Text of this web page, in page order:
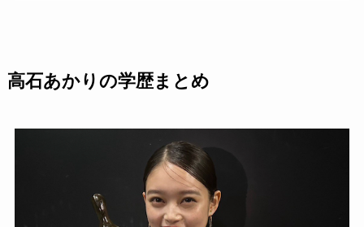
高石あかりの学歴まとめ